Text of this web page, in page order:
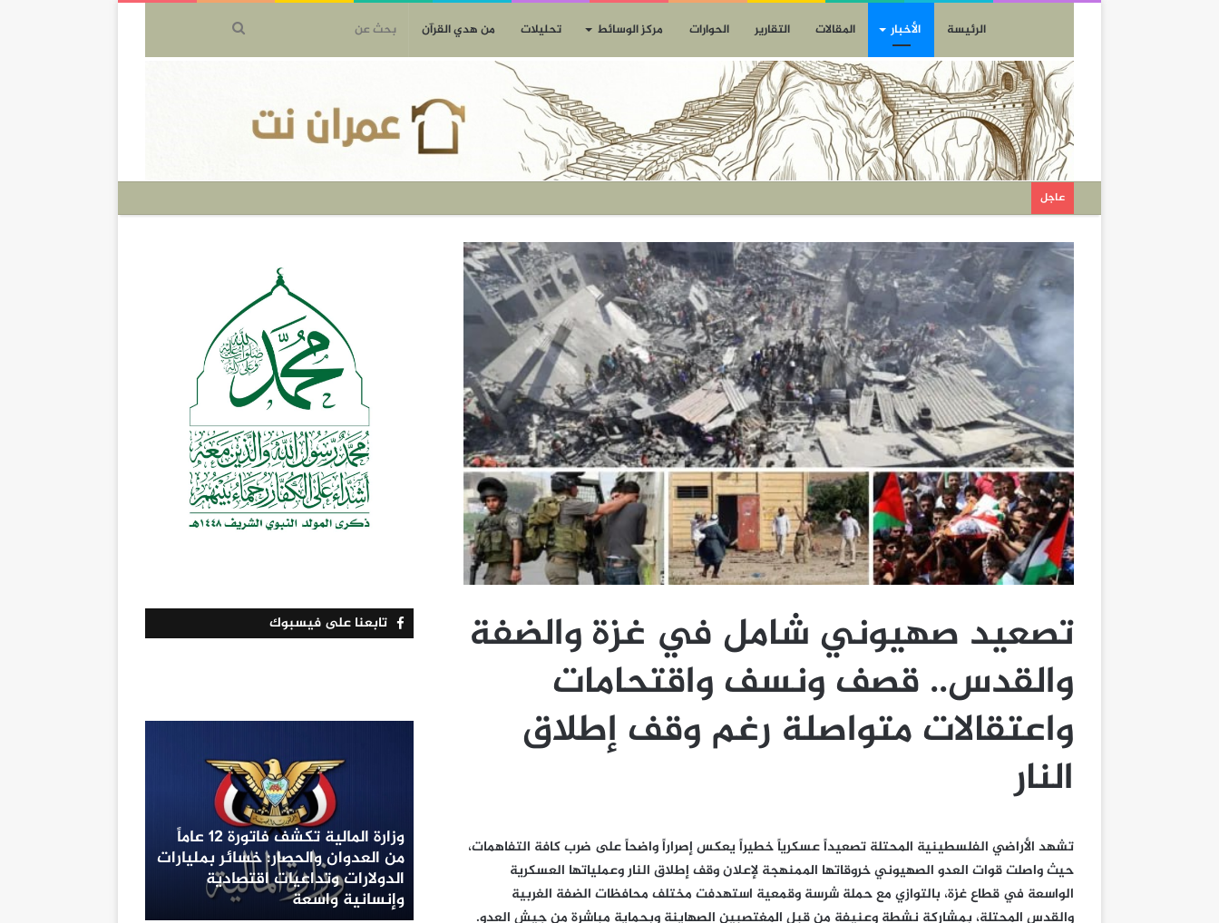
الرئيسة الأخبار المقالات التقارير الحوارات مركز الوسائط تحليلات من هدي القرآن
عاجل
تصعيد صهيوني شامل في غزة والضفة
والقدس.. قصف ونسف واقتحامات
واعتقالات متواصلة رغم وقف إطلاق
النار
تشهد الأراضي الفلسطينية المحتلة تصعيداً عسكرياً خطيراً يعكس إصراراً واضحاً على ضرب كافة التفاهمات،
حيث واصلت قوات العدو الصهيوني خروقاتها الممنهجة لإعلان وقف إطلاق النار وعملياتها العسكرية
الواسعة في قطاع غزة، بالتوازي مع حملة شرسة وقمعية استهدفت مختلف محافظات الضفة الغربية
والقدس المحتلة، بمشاركة نشطة وعنيفة من قبل المغتصبين الصهاينة وبحماية مباشرة من جيش العدو.
تابعنا على فيسبوك
وزارة المالية تكشف فاتورة 12 عاماً
من العدوان والحصار: خسائر بمليارات
الدولارات وتداعيات اقتصادية
وإنسانية واسعة